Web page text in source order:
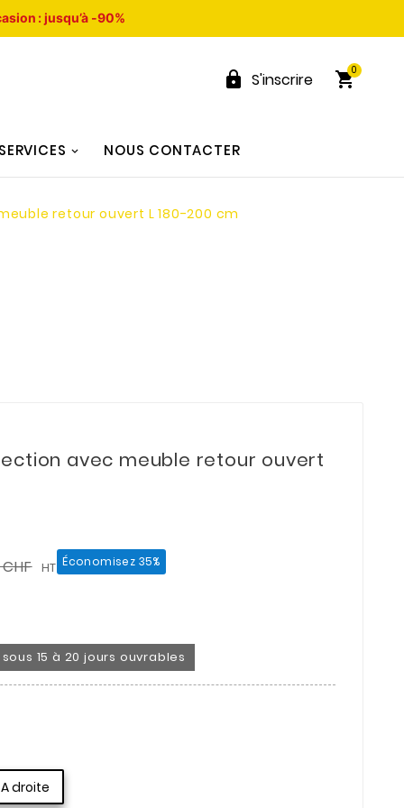
: jusqu’à -90%
 S'inscrire 
0
NOUS CONTACTER
retour ouvert L 180-200 cm
avec meuble retour ouvert
HT Économisez 35%
15 à 20 jours ouvrables
A droite